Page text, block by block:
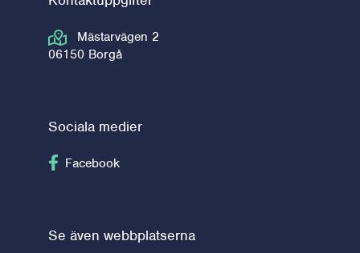
Mästarvägen 2
06150 Borgå
Sociala medier
Följ på Facebook
Facebook
Se även webbplatserna